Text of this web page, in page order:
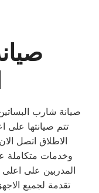
صيانة شارب
تتم صيانتها
الاطلاق اتصل
وخدمات متكاملة
المدربين على
تقدمة لجميع